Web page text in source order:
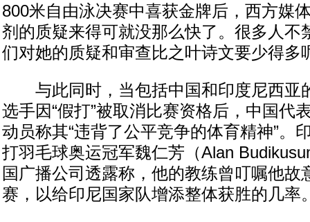
800米自由泳决赛中喜获金牌后，西方媒
剂的质疑来得可就没那么快了。很多人不
们对她的质疑和审查比之叶诗文要少得多
与此同时，当包括中国和印度尼西亚
选手因“假打”被取消比赛资格后，中国代
动员称其“违背了公平竞争的体育精神”。
打羽毛球奥运冠军魏仁芳（Alan
国广播公司透露称，他的教练曾叮嘱他故
赛，以给印尼国家队增添整体获胜的几率